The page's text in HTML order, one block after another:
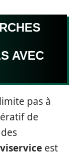
AVEC
pas à
de
est